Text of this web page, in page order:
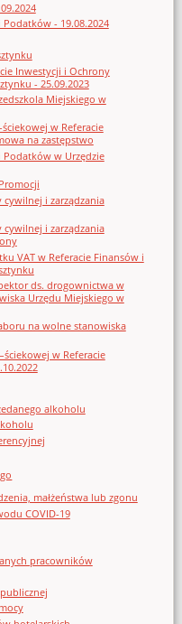
- 19.08.2024
Inwestycji i Ochrony
- 25.09.2023
Miejskiego w
w Referacie
na zastępstwo
w Urzędzie
i zarządzania
i zarządzania
VAT w Referacie Finansów i
ds. drogownictwa w
Urzędu Miejskiego w
na wolne stanowiska
w Referacie
alkoholu
małżeństwa lub zgonu
COVID-19
pracowników